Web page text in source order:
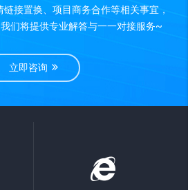
接置换、项目商务合作等相关事宜，
们将提供专业解答与一一对接服务~
立即咨询